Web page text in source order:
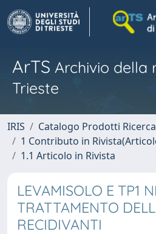
ArTS Archivio della
Trieste
IRIS
Catalogo Prodotti
1 Contributo in
1.1 Articolo in Rivista
LEVAMISOLO E TP1
TRATTAMENTO
RECIDIVANTI